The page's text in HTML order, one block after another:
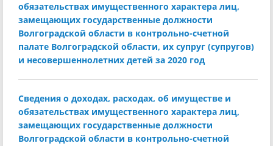
обязательствах имущественного характера лиц,
замещающих государственные должности
Волгоградской области в контрольно-счетной
палате Волгоградской области, их супруг (супругов)
и несовершеннолетних детей за 2020 год
Сведения о доходах, расходах, об имуществе и
обязательствах имущественного характера лиц,
замещающих государственные должности
Волгоградской области в контрольно-счетной